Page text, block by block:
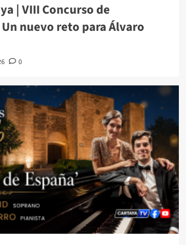
| VIII Concurso de
nuevo reto para Álvaro
0